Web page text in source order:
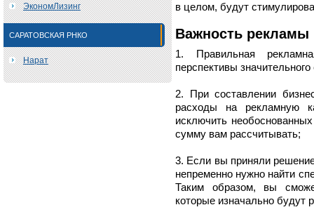
ЭкономЛизинг
САРАТОВСКАЯ РНКО
Нарат
в целом, будут
Важность рекламы
1. Правильная
перспективы значительного
2. При составлении
расходы на рекламную
исключить
сумму вам рассчитывать;
3. Если вы приняли
непременно нужно найти
Таким образом, вы
которые изначально будут